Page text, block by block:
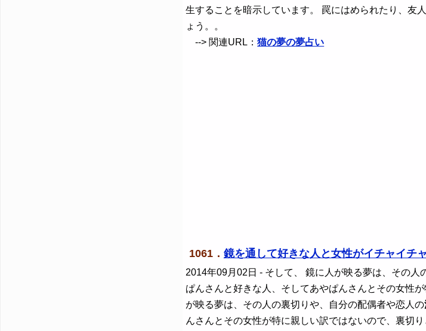
生することを暗示しています。 罠にはめられたり、友
ょう。。
--> 関連URL：猫の夢の夢占い
1061． 鏡を通して好きな人と女性がイチャイチ
2014年09月02日 - そして、 鏡に人が映る夢は、その人
ぱんさんと好きな人、そしてあやぱんさんとその女性
が映る夢は、その人の裏切りや、自分の配偶者や恋人の
んさんとその女性が特に親しい訳ではないので、裏切